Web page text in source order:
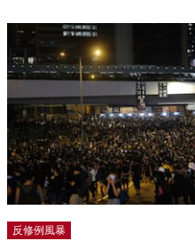
反修例風暴